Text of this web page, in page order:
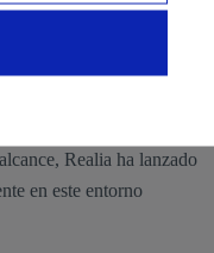
es una de las grandes
convierte en una
Realia ha lanzado
en este entorno